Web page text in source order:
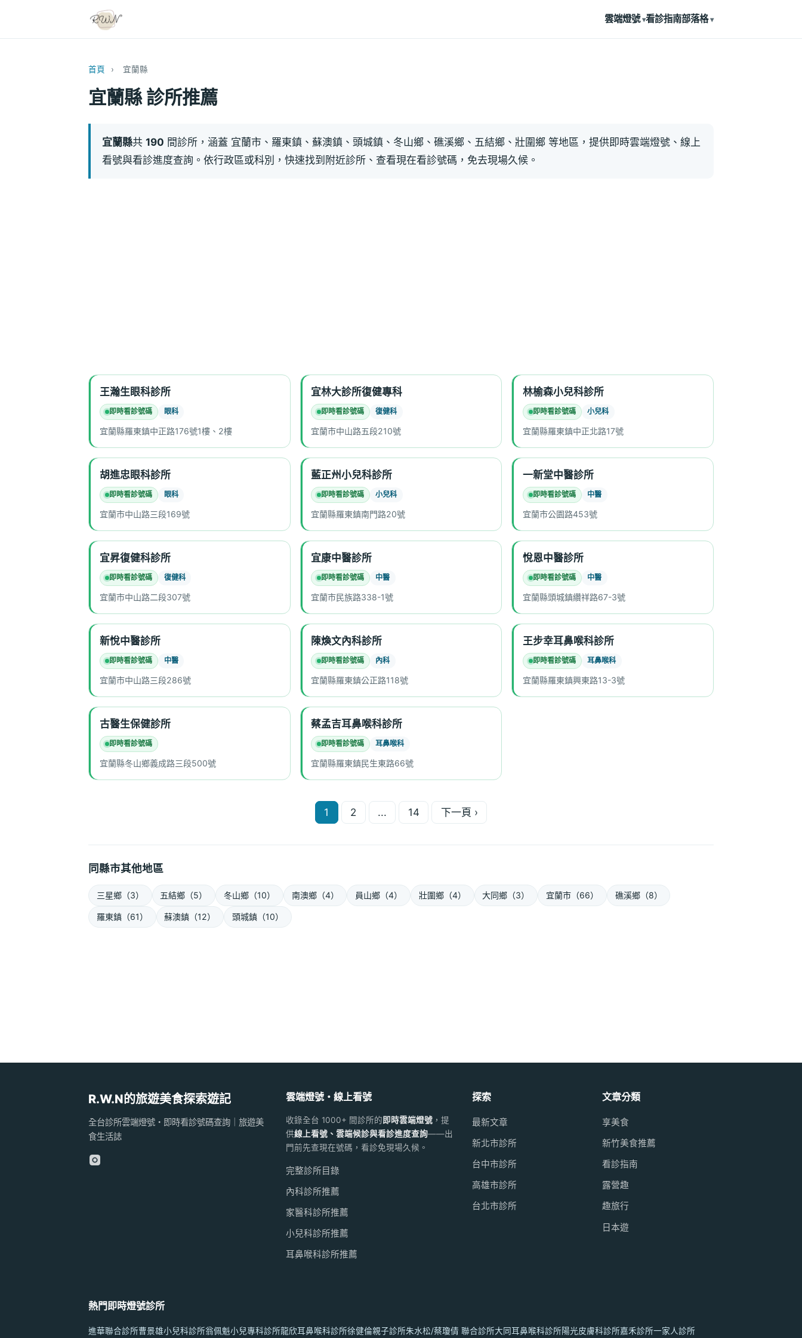
雲端燈號 看診指南部落格
首頁 › 宜蘭縣
宜蘭縣 診所推薦
宜蘭縣共190 間診所，涵蓋 宜蘭市、羅東鎮、蘇澳鎮、頭城鎮、冬山鄉、礁溪鄉、五結鄉、壯圍鄉 等地區，提供即時雲端燈號、線上
看號與看診進度查詢。依行政區或科別，快速找到附近診所、查看現在看診號碼，免去現場久候。
王瀚生眼科診所
即時看診號碼 眼科
宜蘭縣羅東鎮中正路176號1樓、2樓
宜林大診所復健專科
即時看診號碼 復健科
宜蘭市中山路五段210號
林榆森小兒科診所
即時看診號碼 小兒科
宜蘭縣羅東鎮中正北路17號
胡進忠眼科診所
即時看診號碼 眼科
宜蘭市中山路三段169號
藍正州小兒科診所
即時看診號碼 小兒科
宜蘭縣羅東鎮南門路20號
一新堂中醫診所
即時看診號碼 中醫
宜蘭市公園路453號
宜昇復健科診所
即時看診號碼 復健科
宜蘭市中山路二段307號
宜康中醫診所
即時看診號碼 中醫
宜蘭市民族路338-1號
悅恩中醫診所
即時看診號碼 中醫
宜蘭縣頭城鎮纘祥路67-3號
新悅中醫診所
即時看診號碼 中醫
宜蘭市中山路三段286號
陳煥文內科診所
即時看診號碼 內科
宜蘭縣羅東鎮公正路118號
王步幸耳鼻喉科診所
即時看診號碼 耳鼻喉科
宜蘭縣羅東鎮興東路13-3號
古醫生保健診所
即時看診號碼
宜蘭縣冬山鄉義成路三段500號
蔡孟吉耳鼻喉科診所
即時看診號碼 耳鼻喉科
宜蘭縣羅東鎮民生東路66號
文
章
頁
1 2 ... 14 下一頁 ›
同縣市其他地區
三星鄉（3） 五結鄉（5） 冬山鄉（10） 南澳鄉（4） 員山鄉（4） 壯圍鄉（4） 大同鄉（3） 宜蘭市（66） 礁溪鄉（8）
羅東鎮（61） 蘇澳鎮（12） 頭城鎮（10）
R.W.N的旅遊美食探索遊記
全台診所雲端燈號・即時看診號碼查詢｜旅遊美
食生活誌
雲端燈號・線上看號
收錄全台 1000+ 間診所的 即時雲端燈號，提
供線上看號、雲端候診與看診進度查詢——出
門前先查現在號碼，看診免現場久候。
完整診所目錄
內科診所推薦
家醫科診所推薦
小兒科診所推薦
耳鼻喉科診所推薦
探索
最新文章
新北市診所
台中市診所
高雄市診所
台北市診所
文章分類
享美食
新竹美食推薦
看診指南
露營趣
趣旅行
日本遊
熱門即時燈號診所
進華聯合診所曹景雄小兒科診所翁佩魁小兒專科診所龍欣耳鼻喉科診所徐健倫親子診所朱水松/蔡瓊倩 聯合診所大同耳鼻喉科診所陽光皮膚科診所嘉禾診所一家人診所